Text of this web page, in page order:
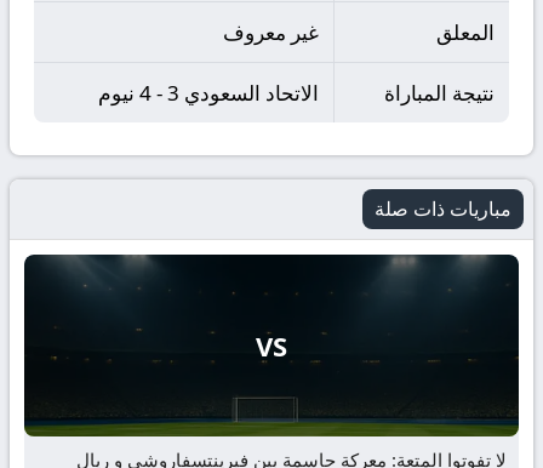
المعلق غير معروف
نتيجة المباراة الاتحاد السعودي 3 - 4 نيوم
مباريات ذات صلة
VS
لا تفوتوا المتعة: معركة حاسمة بين فيرينتسفاروشي و ريال